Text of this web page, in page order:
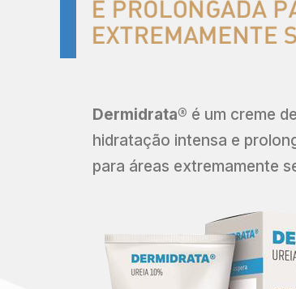
Dermidrata® é um creme de
hidratação intensa e
para áreas extremamente